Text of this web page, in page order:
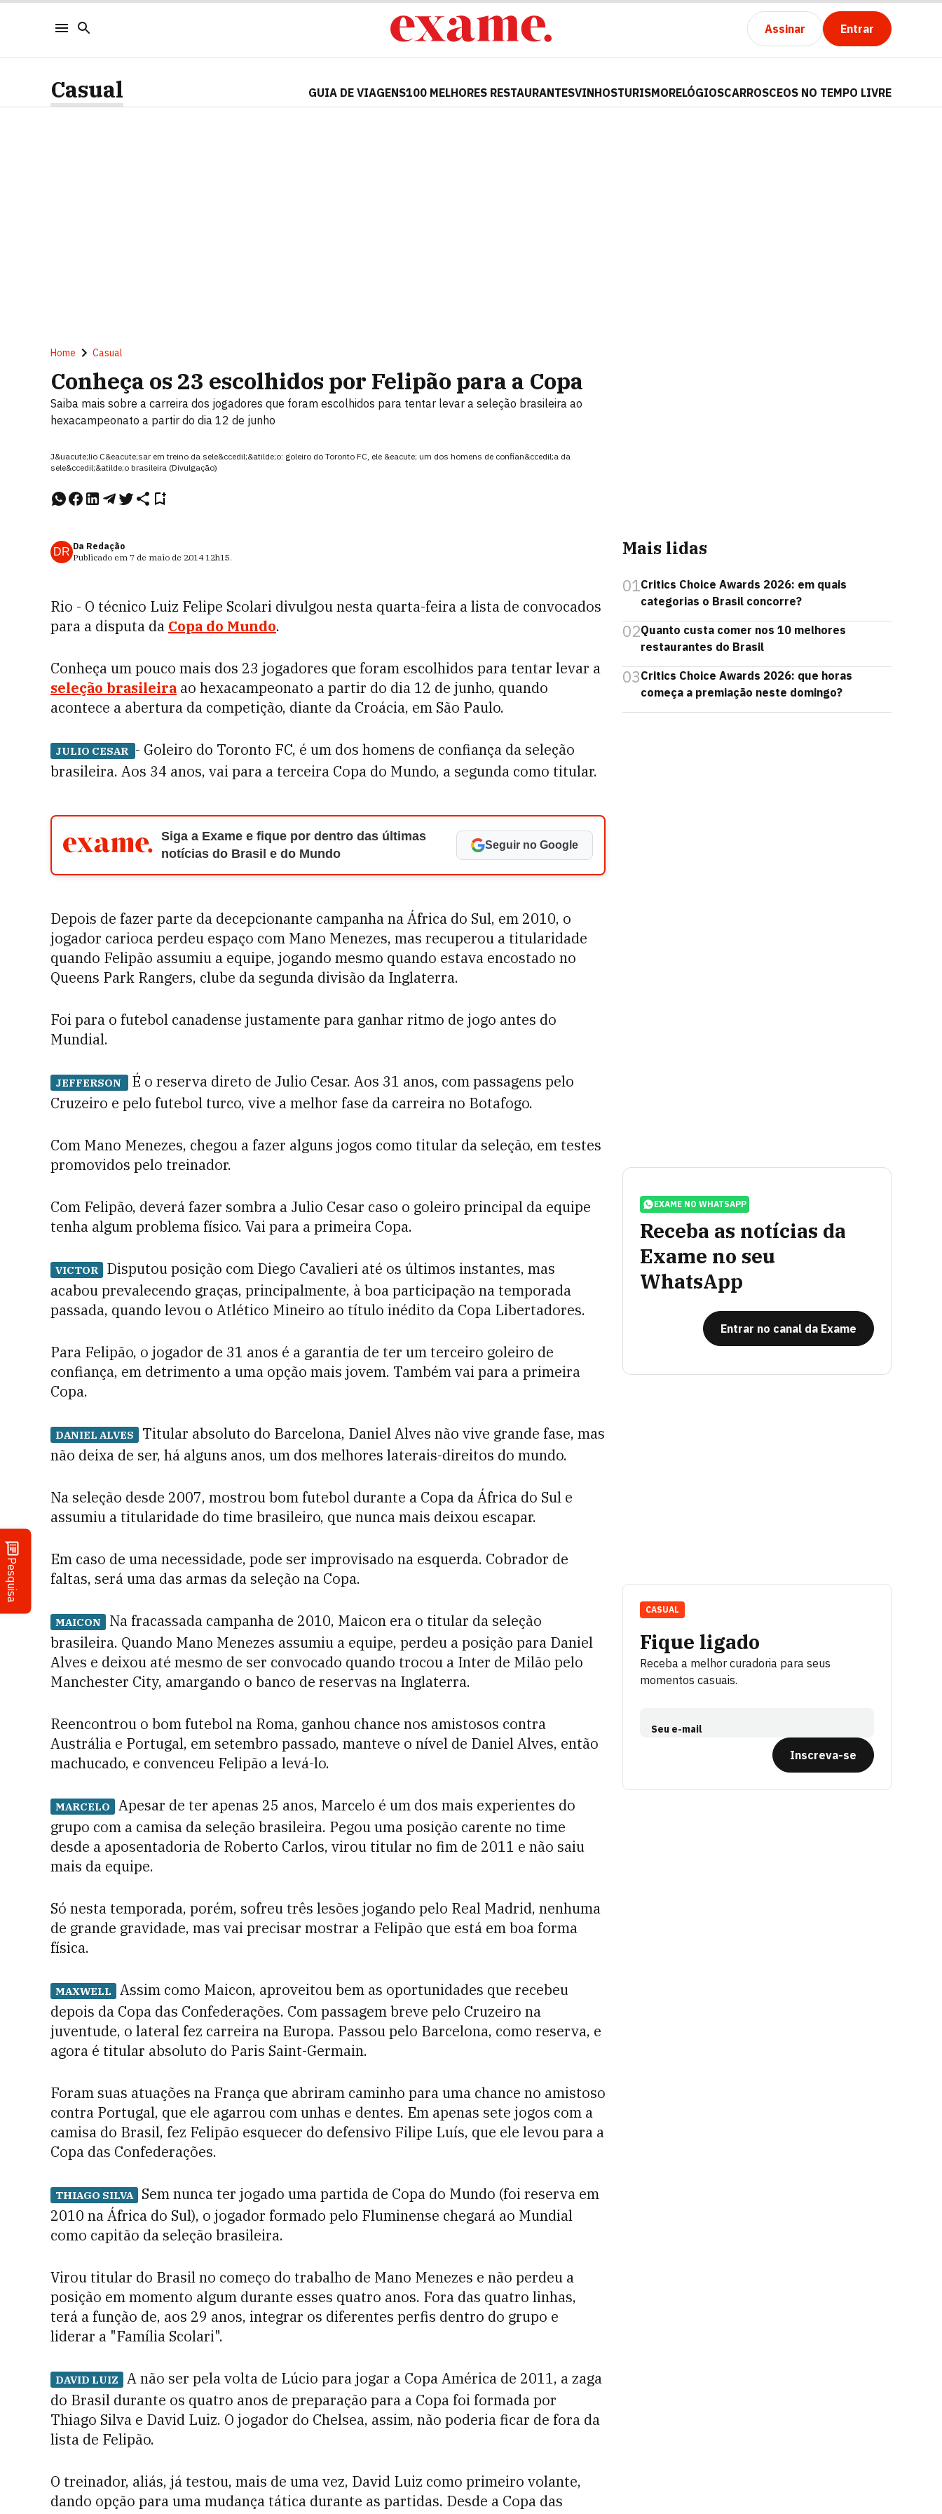
Assinar Entrar
Pesquisa
Casual GUIA DE VIAGENS100 MELHORES RESTAURANTESVINHOSTURISMORELÓGIOSCARROSCEOS NO TEMPO LIVRE
Home Casual
Conheça os 23 escolhidos por Felipão para a Copa
Saiba mais sobre a carreira dos jogadores que foram escolhidos para tentar levar a seleção brasileira ao
hexacampeonato a partir do dia 12 de junho
J&uacute;lio C&eacute;sar em treino da sele&ccedil;&atilde;o: goleiro do Toronto FC, ele &eacute; um dos homens de confian&ccedil;a da
sele&ccedil;&atilde;o brasileira (Divulgação)
DR Da Redação
Publicado em 7 de maio de 2014 12h15.
Rio - O técnico Luiz Felipe Scolari divulgou nesta quarta-feira a lista de convocados
para a disputa da Copa do Mundo.
Conheça um pouco mais dos 23 jogadores que foram escolhidos para tentar levar a
seleção brasileira ao hexacampeonato a partir do dia 12 de junho, quando
acontece a abertura da competição, diante da Croácia, em São Paulo.
JULIO CESAR - Goleiro do Toronto FC, é um dos homens de confiança da seleção
brasileira. Aos 34 anos, vai para a terceira Copa do Mundo, a segunda como titular.
Siga a Exame e fique por dentro das últimas
notícias do Brasil e do Mundo
Seguir no Google
Depois de fazer parte da decepcionante campanha na África do Sul, em 2010, o
jogador carioca perdeu espaço com Mano Menezes, mas recuperou a titularidade
quando Felipão assumiu a equipe, jogando mesmo quando estava encostado no
Queens Park Rangers, clube da segunda divisão da Inglaterra.
Foi para o futebol canadense justamente para ganhar ritmo de jogo antes do
Mundial.
JEFFERSON
É o reserva direto de Julio Cesar. Aos 31 anos, com passagens pelo
Cruzeiro e pelo futebol turco, vive a melhor fase da carreira no Botafogo.
Com Mano Menezes, chegou a fazer alguns jogos como titular da seleção, em testes
promovidos pelo treinador.
Com Felipão, deverá fazer sombra a Julio Cesar caso o goleiro principal da equipe
tenha algum problema físico. Vai para a primeira Copa.
VICTOR
Disputou posição com Diego Cavalieri até os últimos instantes, mas
acabou prevalecendo graças, principalmente, à boa participação na temporada
passada, quando levou o Atlético Mineiro ao título inédito da Copa Libertadores.
Para Felipão, o jogador de 31 anos é a garantia de ter um terceiro goleiro de
confiança, em detrimento a uma opção mais jovem. Também vai para a primeira
Copa.
DANIEL ALVES
Titular absoluto do Barcelona, Daniel Alves não vive grande fase, mas
não deixa de ser, há alguns anos, um dos melhores laterais-direitos do mundo.
Na seleção desde 2007, mostrou bom futebol durante a Copa da África do Sul e
assumiu a titularidade do time brasileiro, que nunca mais deixou escapar.
Em caso de uma necessidade, pode ser improvisado na esquerda. Cobrador de
faltas, será uma das armas da seleção na Copa.
MAICON
Na fracassada campanha de 2010, Maicon era o titular da seleção
brasileira. Quando Mano Menezes assumiu a equipe, perdeu a posição para Daniel
Alves e deixou até mesmo de ser convocado quando trocou a Inter de Milão pelo
Manchester City, amargando o banco de reservas na Inglaterra.
Reencontrou o bom futebol na Roma, ganhou chance nos amistosos contra
Austrália e Portugal, em setembro passado, manteve o nível de Daniel Alves, então
machucado, e convenceu Felipão a levá-lo.
MARCELO
Apesar de ter apenas 25 anos, Marcelo é um dos mais experientes do
grupo com a camisa da seleção brasileira. Pegou uma posição carente no time
desde a aposentadoria de Roberto Carlos, virou titular no fim de 2011 e não saiu
mais da equipe.
Só nesta temporada, porém, sofreu três lesões jogando pelo Real Madrid, nenhuma
de grande gravidade, mas vai precisar mostrar a Felipão que está em boa forma
física.
MAXWELL
Assim como Maicon, aproveitou bem as oportunidades que recebeu
depois da Copa das Confederações. Com passagem breve pelo Cruzeiro na
juventude, o lateral fez carreira na Europa. Passou pelo Barcelona, como reserva, e
agora é titular absoluto do Paris Saint-Germain.
Foram suas atuações na França que abriram caminho para uma chance no amistoso
contra Portugal, que ele agarrou com unhas e dentes. Em apenas sete jogos com a
camisa do Brasil, fez Felipão esquecer do defensivo Filipe Luís, que ele levou para a
Copa das Confederações.
THIAGO SILVA
Sem nunca ter jogado uma partida de Copa do Mundo (foi reserva em
2010 na África do Sul), o jogador formado pelo Fluminense chegará ao Mundial
como capitão da seleção brasileira.
Virou titular do Brasil no começo do trabalho de Mano Menezes e não perdeu a
posição em momento algum durante esses quatro anos. Fora das quatro linhas,
terá a função de, aos 29 anos, integrar os diferentes perfis dentro do grupo e
liderar a "Família Scolari".
DAVID LUIZ
A não ser pela volta de Lúcio para jogar a Copa América de 2011, a zaga
do Brasil durante os quatro anos de preparação para a Copa foi formada por
Thiago Silva e David Luiz. O jogador do Chelsea, assim, não poderia ficar de fora da
lista de Felipão.
O treinador, aliás, já testou, mais de uma vez, David Luiz como primeiro volante,
dando opção para uma mudança tática durante as partidas. Desde a Copa das
Mais lidas
01Critics Choice Awards 2026: em quais
categorias o Brasil concorre?
02Quanto custa comer nos 10 melhores
restaurantes do Brasil
03Critics Choice Awards 2026: que horas
começa a premiação neste domingo?
EXAME NO WHATSAPP
Receba as notícias da
Exame no seu
WhatsApp
Entrar no canal da Exame
Fique ligado
Receba a melhor curadoria para seus
momentos casuais.
Seu e-mail
Inscreva-se
CASUAL